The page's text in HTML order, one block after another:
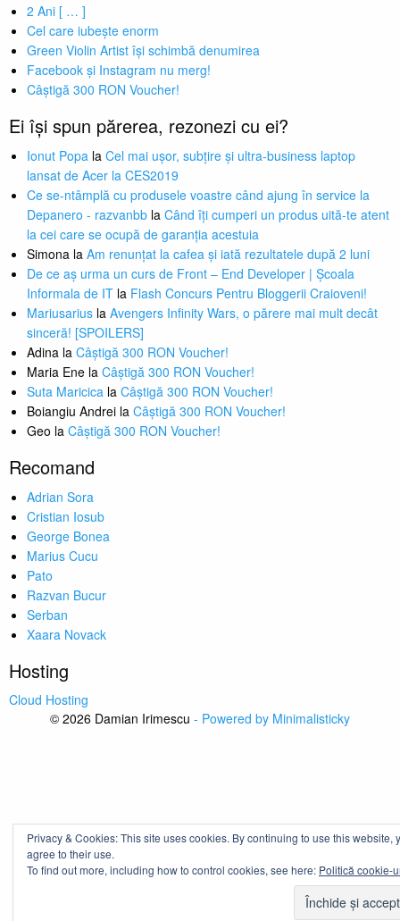
2 Ani [ … ]
Cel care iubește enorm
Green Violin Artist își schimbă denumirea
Facebook și Instagram nu merg!
Câștigă 300 RON Voucher!
Ei își spun părerea, rezonezi cu ei?
Ionut Popa la Cel mai ușor, subțire și ultra-business laptop
lansat de Acer la CES2019
Ce se-ntâmplă cu produsele voastre când ajung în service la
Depanero - razvanbb la Când îți cumperi un produs uită-te atent
la cei care se ocupă de garanția acestuia
Simona la Am renunțat la cafea și iată rezultatele după 2 luni
De ce aș urma un curs de Front – End Developer | Școala
Informala de IT la Flash Concurs Pentru Bloggerii Craioveni!
Mariusarius la Avengers Infinity Wars, o părere mai mult decât
sinceră! [SPOILERS]
Adina la Câștigă 300 RON Voucher!
Maria Ene la Câștigă 300 RON Voucher!
Suta Maricica la Câștigă 300 RON Voucher!
Boiangiu Andrei la Câștigă 300 RON Voucher!
Geo la Câștigă 300 RON Voucher!
Recomand
Adrian Sora
Cristian Iosub
George Bonea
Marius Cucu
Pato
Razvan Bucur
Serban
Xaara Novack
Hosting
Cloud Hosting
© 2026 Damian Irimescu - Powered by Minimalisticky
Privacy & Cookies: This site uses cookies. By continuing to use this website,
agree to their use.
To find out more, including how to control cookies, see here: Politică cookie-